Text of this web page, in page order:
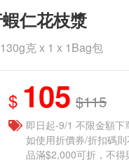
仁花枝漿
克 x 1 x 1Bag包
$ 105 $115
即日起-9/1 不限金額
如使用折價券/折扣碼
品滿$2,000可折，不